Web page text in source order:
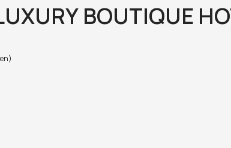
BOUTIQUE